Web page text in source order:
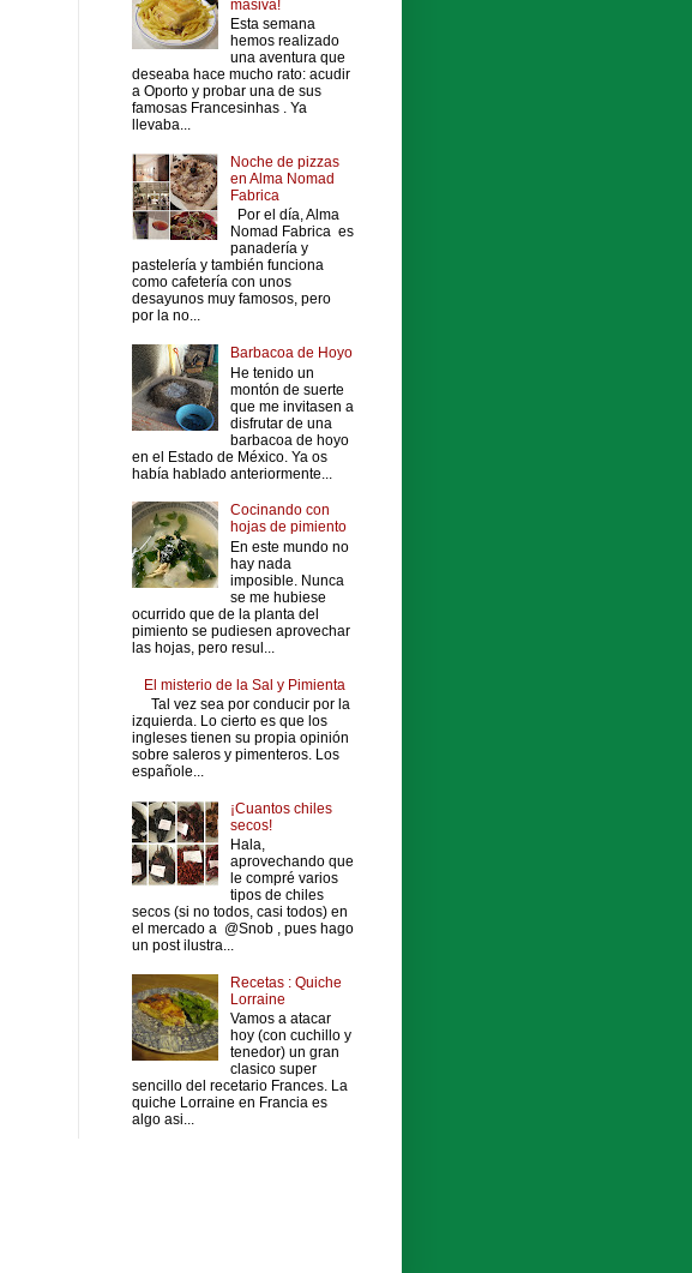
masiva!
Esta semana
hemos realizado
una aventura que
deseaba hace mucho rato: acudir
a Oporto y probar una de sus
famosas Francesinhas . Ya
llevaba...
Noche de pizzas
en Alma Nomad
Fabrica
Por el día, Alma
Nomad Fabrica es
panadería y
pastelería y también funciona
como cafetería con unos
desayunos muy famosos, pero
por la no...
Barbacoa de Hoyo
He tenido un
montón de suerte
que me invitasen a
disfrutar de una
barbacoa de hoyo
en el Estado de México. Ya os
había hablado anteriormente...
Cocinando con
hojas de pimiento
En este mundo no
hay nada
imposible. Nunca
se me hubiese
ocurrido que de la planta del
pimiento se pudiesen aprovechar
las hojas, pero resul...
El misterio de la Sal y Pimienta
Tal vez sea por conducir por la
izquierda. Lo cierto es que los
ingleses tienen su propia opinión
sobre saleros y pimenteros. Los
españole...
¡Cuantos chiles
secos!
Hala,
aprovechando que
le compré varios
tipos de chiles
secos (si no todos, casi todos) en
el mercado a @Snob , pues hago
un post ilustra...
Recetas : Quiche
Lorraine
Vamos a atacar
hoy (con cuchillo y
tenedor) un gran
clasico super
sencillo del recetario Frances. La
quiche Lorraine en Francia es
algo asi...